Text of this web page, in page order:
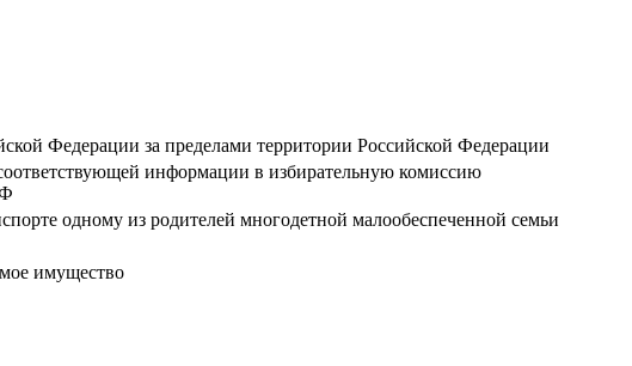
Федерации за пределами территории Российской Федерации
информации в избирательную комиссию
одному из родителей многодетной малообеспеченной семьи
имущество